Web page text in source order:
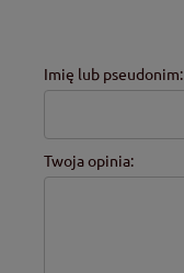
Imię lub pseudonim:
Twoja opinia: